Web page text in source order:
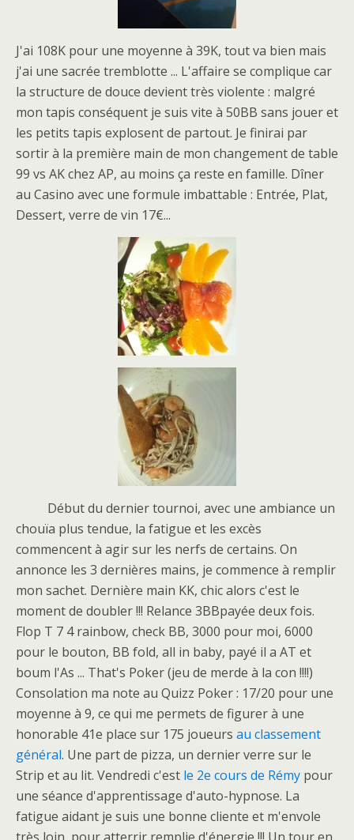
J'ai 108K pour une moyenne à 39K, tout va bien mais
j'ai une sacrée tremblotte ... L'affaire se complique car
la structure de douce devient très violente : malgré
mon tapis conséquent je suis vite à 50BB sans jouer et
les petits tapis explosent de partout. Je finirai par
sortir à la première main de mon changement de table
99 vs AK chez AP, au moins ça reste en famille. Dîner
au Casino avec une formule imbattable : Entrée, Plat,
Dessert, verre de vin 17€...
Début du dernier tournoi, avec une ambiance un
chouïa plus tendue, la fatigue et les excès
commencent à agir sur les nerfs de certains. On
annonce les 3 dernières mains, je commence à remplir
mon sachet. Dernière main KK, chic alors c'est le
moment de doubler !!! Relance 3BBpayée deux fois.
Flop T 7 4 rainbow, check BB, 3000 pour moi, 6000
pour le bouton, BB fold, all in baby, payé il a AT et
boum l'As ... That's Poker (jeu de merde à la con !!!!)
Consolation ma note au Quizz Poker : 17/20 pour une
moyenne à 9, ce qui me permets de figurer à une
honorable 41e place sur 175 joueurs au classement
général. Une part de pizza, un dernier verre sur le
Strip et au lit. Vendredi c'est le 2e cours de Rémy pour
une séance d'apprentissage d'auto-hypnose. La
fatigue aidant je suis une bonne cliente et m'envole